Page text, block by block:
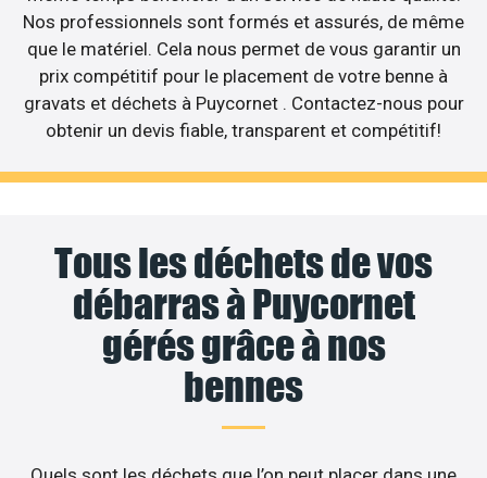
Nos professionnels sont formés et assurés, de même
que le matériel. Cela nous permet de vous garantir un
prix compétitif pour le placement de votre benne à
gravats et déchets à Puycornet . Contactez-nous pour
obtenir un devis fiable, transparent et compétitif!
Tous les déchets de vos
débarras à Puycornet
gérés grâce à nos
bennes